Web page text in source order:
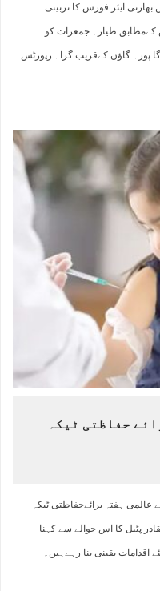
ایئر فورس کا تربیتی
کےمطابق طیارہ جمعرات کو
پورہ گاؤں کےقریب گرا۔ رپورٹس
حفاظتی ٹیکہ
عالمی ہفتہ برائےحفاظتی ٹیکہ
پٹیل کا اس حوالے سے کہنا
اقدامات یقینی بنا رہےہیں۔